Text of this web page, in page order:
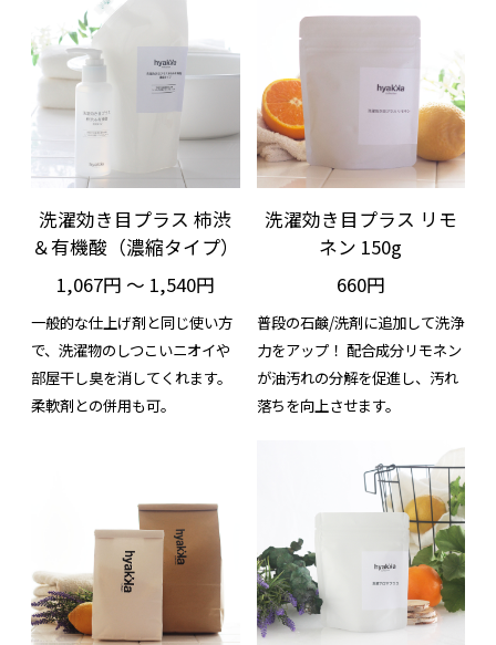
洗濯効き目プラス 柿渋
＆有機酸（濃縮タイプ）
1,067円 ～ 1,540円
一般的な仕上げ剤と同じ使い方
で、洗濯物のしつこいニオイや
部屋干し臭を消してくれます。
柔軟剤との併用も可。
洗濯効き目プラス リモ
ネン 150g
660円
普段の石鹸/洗剤に追加して洗浄
力をアップ！ 配合成分リモネン
が油汚れの分解を促進し、汚れ
落ちを向上させます。